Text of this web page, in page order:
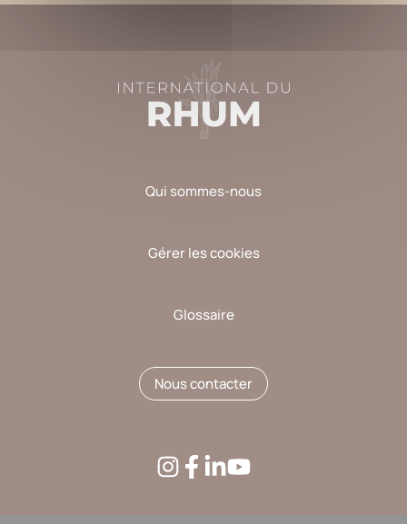
Qui sommes-nous
Gérer les cookies
Glossaire
Nous contacter